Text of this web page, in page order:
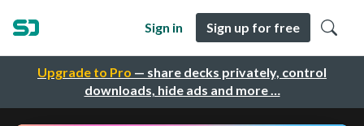
Upgrade to Pro — share decks privately, control
downloads, hide ads and more …
Sign in Sign up for free